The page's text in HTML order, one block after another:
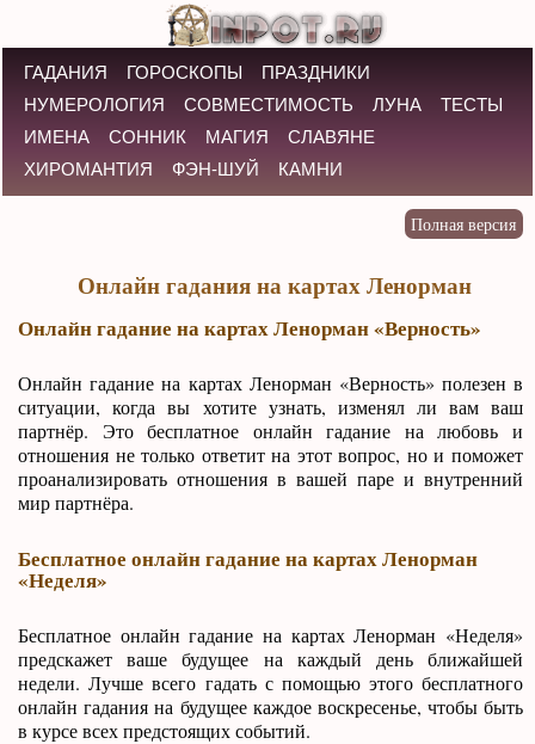
ГАДАНИЯ ГОРОСКОПЫ
ПРАЗДНИКИ
НУМЕРОЛОГИЯ
СОВМЕСТИМОСТЬ ЛУНА
ТЕСТЫ
ИМЕНА
СОННИК МАГИЯ
СЛАВЯНЕ
ХИРОМАНТИЯ
ФЭН-ШУЙ КАМНИ
Онлайн гадания на картах Ленорман
Онлайн гадание на картах Ленорман «Верность»
Онлайн гадание на картах Ленорман «Верность» полезен в
ситуации, когда вы хотите узнать, изменял ли вам ваш
партнёр. Это бесплатное онлайн гадание на любовь и
отношения не только ответит на этот вопрос, но и поможет
проанализировать отношения в вашей паре и внутренний
мир партнёра.
Бесплатное онлайн гадание на картах Ленорман
«Неделя»
Бесплатное онлайн гадание на картах Ленорман «Неделя»
предскажет ваше будущее на каждый день ближайшей
недели. Лучше всего гадать с помощью этого бесплатного
онлайн гадания на будущее каждое воскресенье, чтобы быть
в курсе всех предстоящих событий.